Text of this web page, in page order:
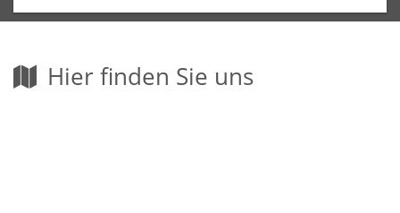
Hier finden Sie uns